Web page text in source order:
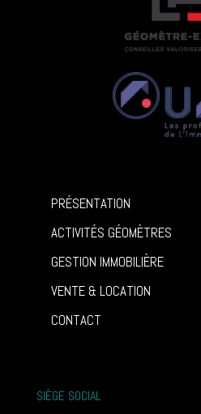
PRÉSENTATION
ACTIVITÉS GÉOMÈTRES
GESTION IMMOBILIÈRE
VENTE & LOCATION
CONTACT
SIÈGE SOCIAL